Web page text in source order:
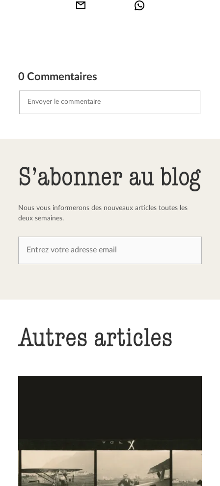
0 Commentaires
S’abonner au blog
Nous vous informerons des nouveaux articles toutes les
deux semaines.
Autres articles